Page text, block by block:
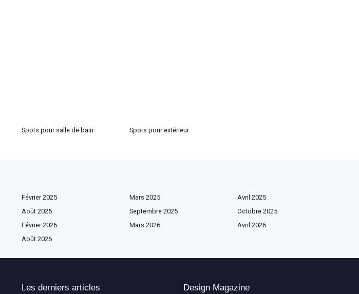
Spots pour salle de bain Spots pour extérieur
Février 2025 Mars 2025
Avril 2025
Août 2025 Septembre 2025
Octobre 2025
Février 2026 Mars 2026
Avril 2026
Août 2026
Les derniers articles Design Magazine